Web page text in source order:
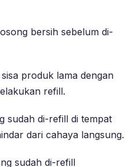
bersih sebelum di-
produk lama dengan
refill.
sudah di-refill di tempat
dari cahaya langsung.
sudah di-refill